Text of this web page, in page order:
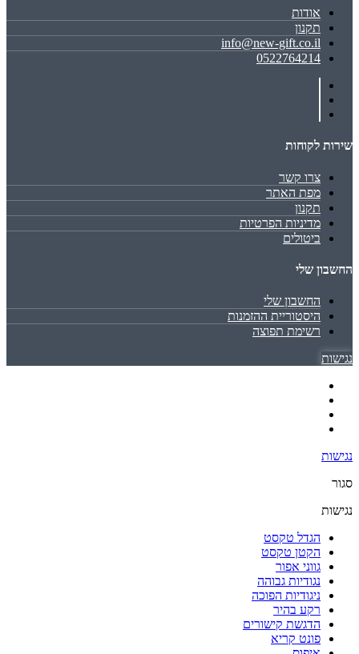
אודות
תקנון
info@new-gift.co.il
0522764214
שירות לקוחות
צרו קשר
מפת האתר
תקנון
מדיניות הפרטיות
ביטולים
החשבון שלי
החשבון שלי
היסטוריית ההזמנות
רשימת תפוצה
נגישות
נגישות
סגור
נגישות
הגדל טקסט
הקטן טקסט
גווני אפור
נגודיות גבוהה
ניגודיות הפוכה
רקע בהיר
הדגשת קישורים
פונט קריא